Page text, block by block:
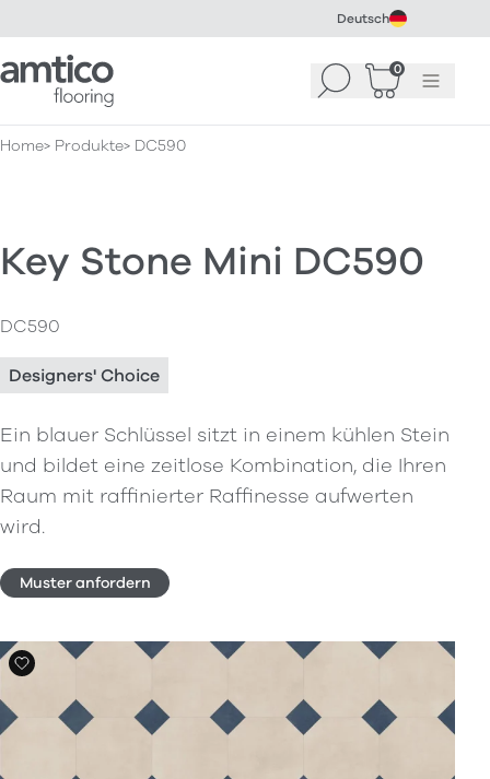
Deutsch
Amtico Flooring Suchen 0
WarenkorbMenü
Home Produkte DC590
Key Stone Mini DC590
DC590
Designers' Choice
Ein blauer Schlüssel sitzt in einem kühlen Stein
und bildet eine zeitlose Kombination, die Ihren
Raum mit raffinierter Raffinesse aufwerten
wird.
Muster anfordern